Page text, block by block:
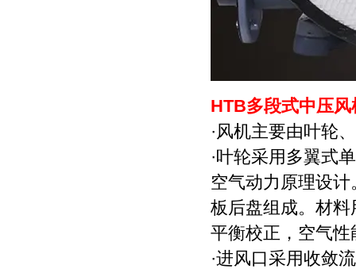
HTB多段式中压风
·风机主要由叶轮
·叶轮采用多翼式
空气动力原理设
板后盘组成。材
平衡校正，空气
·进风口采用收敛